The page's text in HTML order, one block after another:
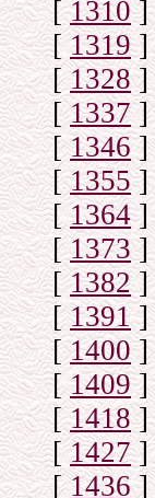
[1310]
[1319]
[1328]
[1337]
[1346]
[1355]
[ 1364]
[1373]
[1382]
[1391]
[1400]
[1409]
[1418]
[1427]
[1436]